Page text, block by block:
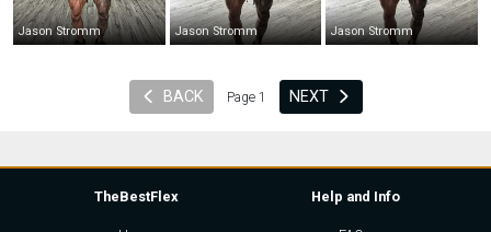
Jason Stromm Jason Stromm Jason Stromm
BACK Page 1 NEXT
TheBestFlex Help and Info